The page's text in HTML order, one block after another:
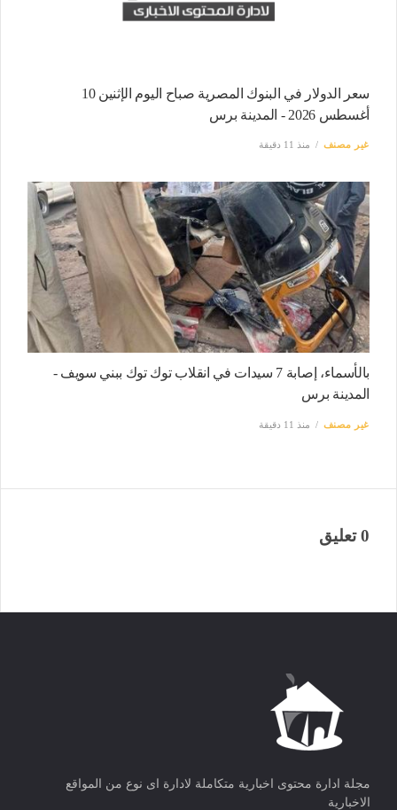
سعر الدولار في البنوك المصرية صباح اليوم الإثنين 10
أغسطس 2026 - المدينة برس
غير مصنف منذ 11 دقيقة
بالأسماء، إصابة 7 سيدات في انقلاب توك توك ببني سويف -
المدينة برس
غير مصنف منذ 11 دقيقة
0 تعليق
مجلة ادارة محتوى اخبارية متكاملة لادارة اى نوع من المواقع
الاخبارية